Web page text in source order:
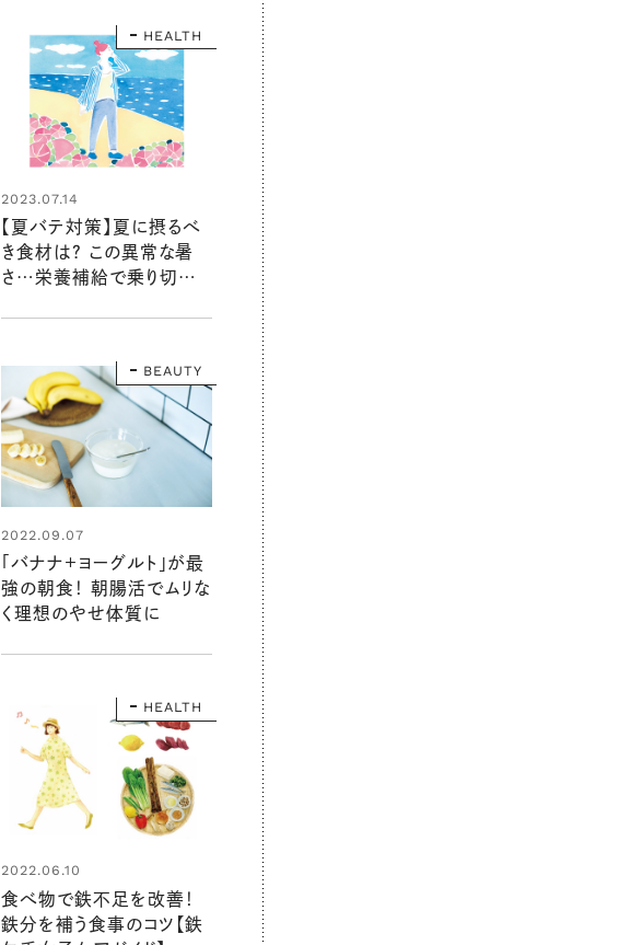
HEALTH
2023.07.14
【夏バテ対策】夏に摂るべ
き食材は？ この異常な暑
さ…栄養補給で乗り切ろ
BEAUTY
2022.09.07
「バナナ+ヨーグルト」が最
強の朝食！ 朝腸活でムリな
く理想のやせ体質に
HEALTH
2022.06.10
食べ物で鉄不足を改善！
鉄分を補う食事のコツ【鉄